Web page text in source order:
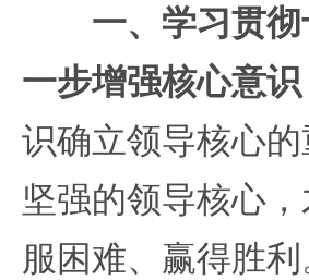
一、学习贯
一步增强核心意
识确立领导核心
坚强的领导核心
服困难、赢得胜